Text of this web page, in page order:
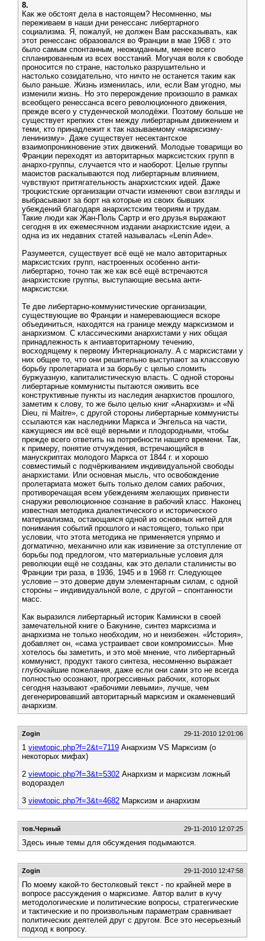
8.
Как же обстоят дела в настоящем? Несомненно, мы
переживаем в наши дни ренессанс либертарного
социализма. Я, пожалуй, не должен Вам рассказывать, как
этот ренессанс образовался во Франции в мае 1968 г. это
было самым спонтанным, неожиданным, менее всего
спланированным из всех восстаний. Могучая воля к свободе
проносится по стране, настолько разрушительно и
настолько созидательно, что ничто не останется таким как
было раньше. Жизнь изменилась, или, если Вам угодно, мы
изменили жизнь. Но это перерождение произошло в рамках
всеобщего ренессанса всего революционного движения,
прежде всего у студенческой молодёжи. Поэтому больше не
существует крепких стен между либертарным движением и
теми, кто принадлежит к так называемому «марксизму-
ленинизму». Даже существует несектантское
взаимопроникновение этих движений. Молодые товарищи во
Франции переходят из авторитарных марксистских групп в
анархо-группы, случается что и наоборот. Целые группы
маоистов раскалываются под либертарным влиянием,
чувствуют притягательность анархистских идей. Даже
троцкистские организации отчасти изменяют свои взгляды и
выбрасывают за борт на которые из своих бывших
убеждений благодаря анархистским теориям и трудам.
Такие люди как Жан-Поль Сартр и его друзья выражают
сегодня в их ежемесячном издании анархистские идеи, а
одна из их недавних статей называлась «Lenin Ade».
Разумеется, существует всё ещё не мало авторитарных
марксистских групп, настроенных особенно анти-
либертарно, точно так же как всё ещё встречаются
анархистские группы, выступающие весьма анти-
марксистски.
Те две либертарно-коммунистические организации,
существующие во Франции и намеревающиеся вскоре
объединиться, находятся на границе между марксизмом и
анархизмом. С классическими анархистами у них общая
принадлежность к антиавторитарному течению,
восходящему к первому Интернационалу. А с марксистами у
них общее то, что они решительно выступают за классовую
борьбу пролетариата и за борьбу с целью сломить
буржуазную, капиталистическую власть. С одной стороны
либертарные коммунисты пытаются оживить все
конструктивные пункты из наследия анархистов прошлого,
заметим к слову, то же было целью книг «Анархизм» и «Ni
Dieu, ni Maitre», с другой стороны либертарные коммунисты
ссылаются как наследники Маркса и Энгельса на части,
кажущиеся им всё ещё верными и плодородными, чтобы
прежде всего ответить на потребности нашего времени. Так,
к примеру, понятие отчуждения, встречающийся в
манускриптах молодого Маркса от 1844 г. и хорошо
совместимый с подчёркиванием индивидуальной свободы
анархистами. Или основная мысль, что освобождение
пролетариата может быть только делом самих рабочих,
противоречащая всем убеждениям желающих привнести
снаружи революционное сознание в рабочий класс. Наконец
известная методика диалектического и исторического
материализма, остающаяся одной из основных нитей для
понимания событий прошлого и настоящего, только при
условии, что этота методика не применяется упрямо и
догматично, механично или как извинение за отступление от
борьбы под предлогом, что материальные условия для
революции ещё не созданы, как это делали сталинисты во
Франции три раза, в 1936, 1945 и в 1968 гг. Следующее
условие – это доверие двум элементарным силам, с одной
стороны – индивидуальной воле, с другой – спонтанности
масс.
Как выразился либертарный историк Камински в своей
замечательной книге о Бакунине, синтез марксизма и
анархизма не только необходим, но и неизбежен. «История»,
добавляет он, «сама устраивает свои компромиссы». Мне
хотелось бы заметить, и это моё мнение, что либертарный
коммунист, продукт такого синтеза, несомненно выражает
глубочайшие пожелания, даже если они сами это не всегда
полностью осознают, прогрессивных рабочих, которых
сегодня называют «рабочими левыми», лучше, чем
дегенерировавший авторитарный марксизм и окаменевший
анархизм.
Zogin 29-11-2010 12:01:06
1 viewtopic.php?f=2&t=7119 Анархизм VS Марксизм (о
некоторых мифах)
2 viewtopic.php?f=3&t=5302 Анархизм и марксизм ложный
водораздел
3 viewtopic.php?f=3&t=4682 Марксизм и анархизм
тов.Черный 29-11-2010 12:07:25
Здесь иные темы для обсуждения подымаются.
Zogin 29-11-2010 12:47:58
По моему какой-то бестолковый текст - по крайней мере в
вопросе рассуждения о марксизме. Автор валит в кучу
методологические и политические вопросы, стратегические
и тактические и по произвольным параметрам сравнивает
политических деятелей друг с другом. Все это несерьезный
подход к вопросу.